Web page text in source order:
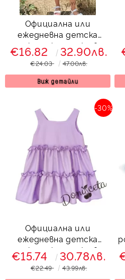
Официална или
ежедневна детска
рокля с къдрички в
жълто 774882931
€16.82 32.90лв.
€24.03 47.00лв.
Виж детайли
Официална или
ежедневна детска
рокля с къдрички в
лилаво
-30%
€15.74 30.78лв.
€22.49 43.99лв.